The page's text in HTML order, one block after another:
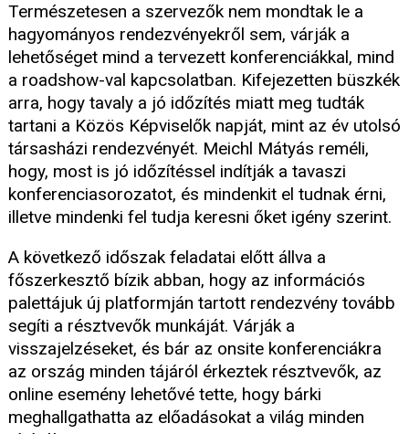
Természetesen a szervezők nem mondtak le a
hagyományos rendezvényekről sem, várják a
lehetőséget mind a tervezett konferenciákkal, mind
a roadshow-val kapcsolatban. Kifejezetten büszkék
arra, hogy tavaly a jó időzítés miatt meg tudták
tartani a Közös Képviselők napját, mint az év utolsó
társasházi rendezvényét. Meichl Mátyás reméli,
hogy, most is jó időzítéssel indítják a tavaszi
konferenciasorozatot, és mindenkit el tudnak érni,
illetve mindenki fel tudja keresni őket igény szerint.
A következő időszak feladatai előtt állva a
főszerkesztő bízik abban, hogy az információs
palettájuk új platformján tartott rendezvény tovább
segíti a résztvevők munkáját. Várják a
visszajelzéseket, és bár az onsite konferenciákra
az ország minden tájáról érkeztek résztvevők, az
online esemény lehetővé tette, hogy bárki
meghallgathatta az előadásokat a világ minden